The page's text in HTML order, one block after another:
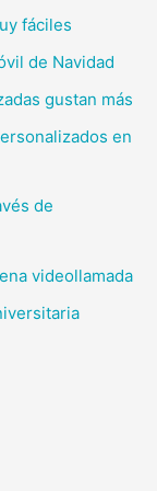
fáciles
de Navidad
gustan más
en
de
videollamada